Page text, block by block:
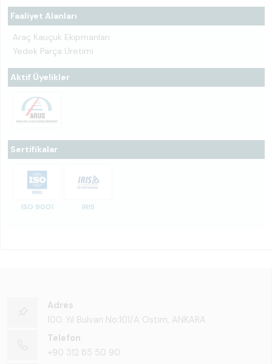
Faaliyet Alanları
Araç Kauçuk Ekipmanları
Yedek Parça Üretimi
Aktif Üyelikler
Sertifikalar
ISO 9001 IRIS
Adres
100. Yıl Bulvarı No:101/A Ostim, ANKARA
Telefon
+90 312 85 50 90